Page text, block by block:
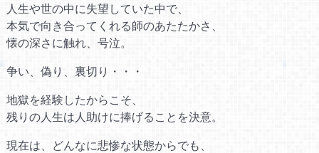
人生や世の中に失望していた中で、
本気で向き合ってくれる師のあたたかさ、
懐の深さに触れ、号泣。
争い、偽り、裏切り・・・
地獄を経験したからこそ、
残りの人生は人助けに捧げることを決意。
現在は、どんなに悲惨な状態からでも、